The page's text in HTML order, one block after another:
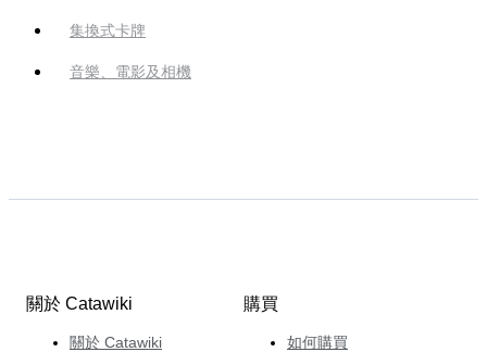
集換式卡牌
音樂、電影及相機
關於 Catawiki
關於 Catawiki
購買
如何購買